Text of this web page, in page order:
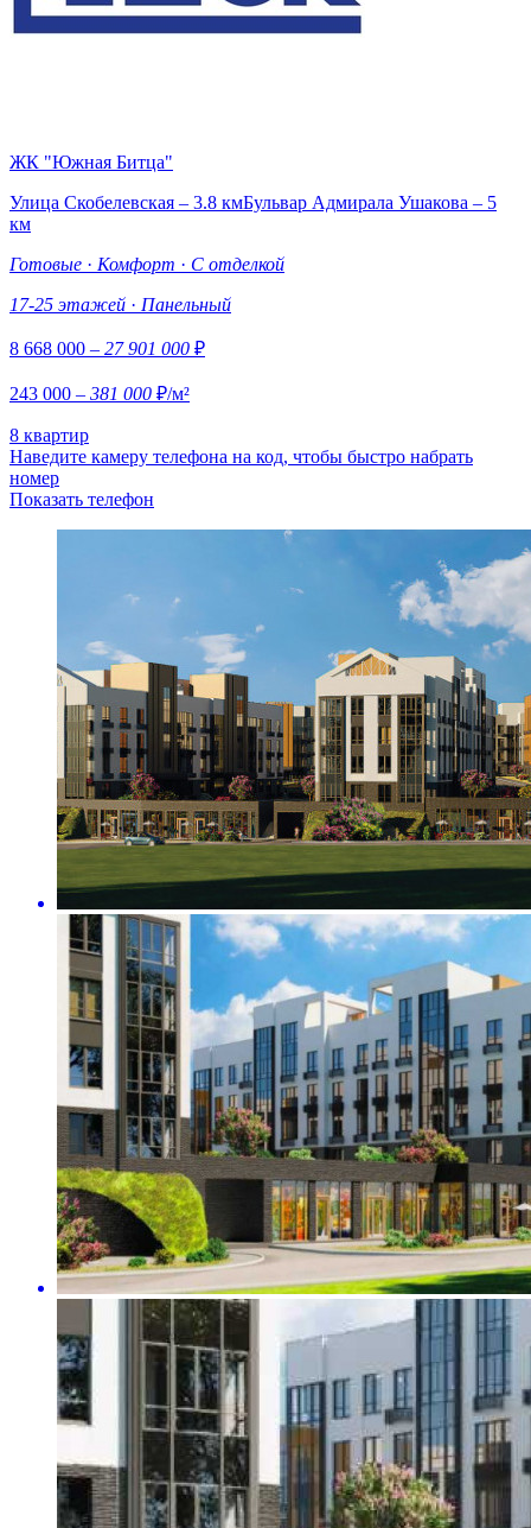
ЖК "Южная Битца"
Улица Скобелевская – 3.8 кмБульвар Адмирала Ушакова – 5
км
Готовые · Комфорт · С отделкой
17-25 этажей · Панельный
8 668 000 – 27 901 000 ₽
243 000 – 381 000 ₽/м²
8 квартир
Наведите камеру телефона на код, чтобы быстро набрать
номер
Показать телефон